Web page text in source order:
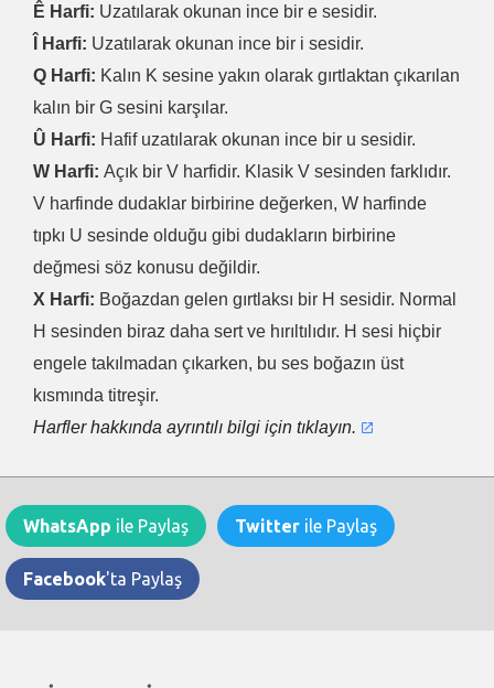
Ê Harfi: Uzatılarak okunan ince bir e sesidir.
Î Harfi: Uzatılarak okunan ince bir i sesidir.
Q Harfi: Kalın K sesine yakın olarak gırtlaktan çıkarılan
kalın bir G sesini karşılar.
Û Harfi: Hafif uzatılarak okunan ince bir u sesidir.
W Harfi: Açık bir V harfidir. Klasik V sesinden farklıdır.
V harfinde dudaklar birbirine değerken, W harfinde
tıpkı U sesinde olduğu gibi dudakların birbirine
değmesi söz konusu değildir.
X Harfi: Boğazdan gelen gırtlaksı bir H sesidir. Normal
H sesinden biraz daha sert ve hırıltılıdır. H sesi hiçbir
engele takılmadan çıkarken, bu ses boğazın üst
kısmında titreşir.
Harfler hakkında ayrıntılı bilgi için tıklayın.
WhatsApp ile Paylaş Twitter ile Paylaş
Facebook'ta Paylaş